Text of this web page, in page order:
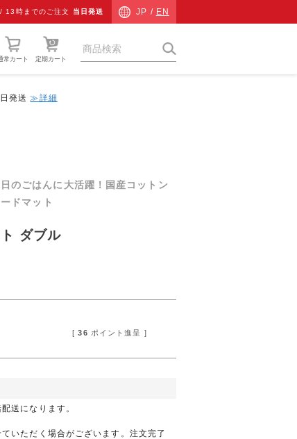
/ 13時までのご注文 当日発送 JP / EN
チャリティーグッズ
常カート 定期カート
日発送≫詳細
のごはんに大活躍！国産コットン
ドマット
ダブル
[ 36 ポイント進呈 ]
送になります。
いただく場合がございます。注文完了